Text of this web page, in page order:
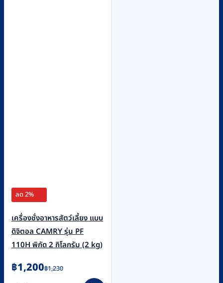
ลด 2%
เครื่องชั่งอาหารสัตว์เลี้ยง แบบ
ดิจิตอล CAMRY รุ่น PF
110H พิกัด 2 กิโลกรัม (2 kg)
฿1,230
Original
฿1,200
Current